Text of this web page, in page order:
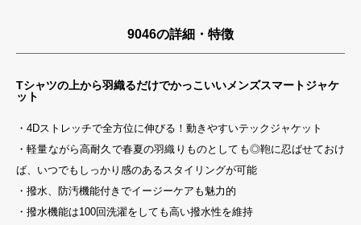
9046の詳細・特徴
Tシャツの上から羽織るだけでかっこいいメンズスマートジャケ
ット
・4Dストレッチで全方位に伸びる！動きやすいテックジャケット
・軽量ながら高耐久で春夏の羽織りものとしても◎鞄に忍ばせておけ
ば、いつでもしっかり感のあるスタイリングが可能
・撥水、防汚機能付きでイージーケアも魅力的
・撥水機能は100回洗濯をしても高い撥水性を維持